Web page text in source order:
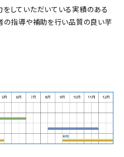
していただいている実績のある
の指導や補助を行い品質の良い芋